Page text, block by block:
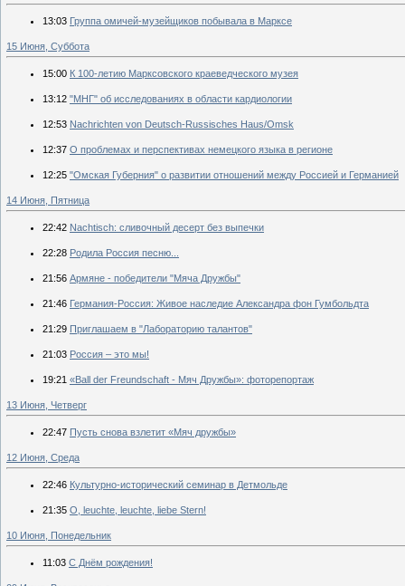
13:03 Группа омичей-музейщиков побывала в Марксе
15 Июня, Суббота
15:00 К 100-летию Марксовского краеведческого музея
13:12 "МНГ" об исследованиях в области кардиологии
12:53 Nachrichten von Deutsch-Russisches Haus/Omsk
12:37 О проблемах и перспективах немецкого языка в регионе
12:25 "Омская Губерния" о развитии отношений между Россией и Германией
14 Июня, Пятница
22:42 Nachtisch: сливочный десерт без выпечки
22:28 Родила Россия песню...
21:56 Армяне - победители "Мяча Дружбы"
21:46 Германия-Россия: Живое наследие Александра фон Гумбольдта
21:29 Приглашаем в "Лабораторию талантов"
21:03 Россия – это мы!
19:21 «Ball der Freundschaft - Мяч Дружбы»: фоторепортаж
13 Июня, Четверг
22:47 Пусть снова взлетит «Мяч дружбы»
12 Июня, Среда
22:46 Культурно-исторический семинар в Детмольде
21:35 O, leuchte, leuchte, liebe Stern!
10 Июня, Понедельник
11:03 С Днём рождения!